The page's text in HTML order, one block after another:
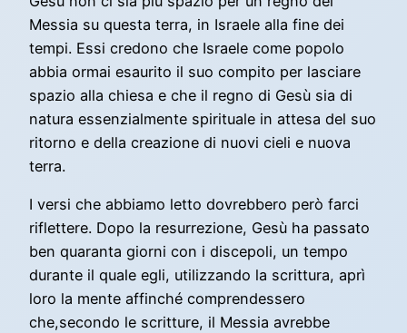
Messia su questa terra, in Israele alla fine dei
tempi. Essi credono che Israele come popolo
abbia ormai esaurito il suo compito per lasciare
spazio alla chiesa e che il regno di Gesù sia di
natura essenzialmente spirituale in attesa del suo
ritorno e della creazione di nuovi cieli e nuova
terra.
I versi che abbiamo letto dovrebbero però farci
riflettere. Dopo la resurrezione, Gesù ha passato
ben quaranta giorni con i discepoli, un tempo
durante il quale egli, utilizzando la scrittura, aprì
loro la mente affinché comprendessero
che,secondo le scritture, il Messia avrebbe